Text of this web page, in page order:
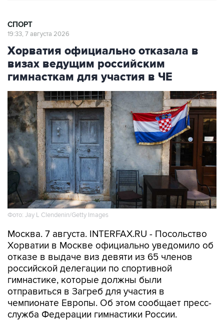
СПОРТ
19:33, 7 августа 2026
Хорватия официально отказала в
визах ведущим российским
гимнасткам для участия в ЧЕ
Фото: Jay L Clendenin/Getty Images
Москва. 7 августа. INTERFAX.RU - Посольство
Хорватии в Москве официально уведомило об
отказе в выдаче виз девяти из 65 членов
российской делегации по спортивной
гимнастике, которые должны были
отправиться в Загреб для участия в
чемпионате Европы. Об этом сообщает пресс-
служба Федерации гимнастики России.